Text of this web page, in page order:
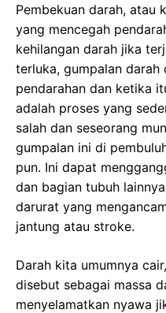
Pembekuan darah, atau
yang mencegah
kehilangan darah jika
terluka, gumpalan
pendarahan dan ketika
adalah proses yang
salah dan seseorang
gumpalan ini di
pun. Ini dapat
dan bagian tubuh
darurat yang
jantung atau stroke.
Darah kita umumnya
disebut sebagai massa
menyelamatkan nyawa